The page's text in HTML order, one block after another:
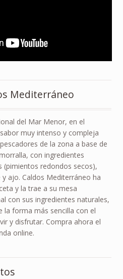
Mediterráneo
del Mar Menor, en el
muy intenso y compleja
de la zona a base de
con ingredientes
redondos secos),
ajo. Caldos Mediterráneo ha
y la trae a su mesa
con sus ingredientes naturales,
la forma más sencilla con el
y disfrutar. Compra ahora el
online.